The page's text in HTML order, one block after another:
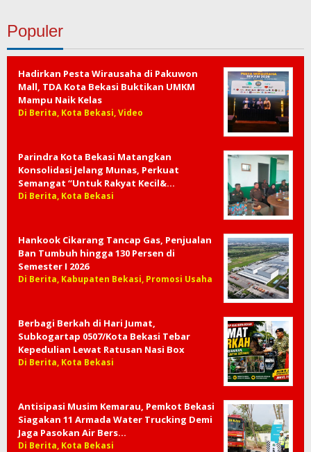
Populer
Hadirkan Pesta Wirausaha di Pakuwon
Mall, TDA Kota Bekasi Buktikan UMKM
Mampu Naik Kelas
Di Berita, Kota Bekasi, Video
Parindra Kota Bekasi Matangkan
Konsolidasi Jelang Munas, Perkuat
Semangat “Untuk Rakyat Kecil&…
Di Berita, Kota Bekasi
Hankook Cikarang Tancap Gas, Penjualan
Ban Tumbuh hingga 130 Persen di
Semester I 2026
Di Berita, Kabupaten Bekasi, Promosi Usaha
Berbagi Berkah di Hari Jumat,
Subkogartap 0507/Kota Bekasi Tebar
Kepedulian Lewat Ratusan Nasi Box
Di Berita, Kota Bekasi
Antisipasi Musim Kemarau, Pemkot Bekasi
Siagakan 11 Armada Water Trucking Demi
Jaga Pasokan Air Bers…
Di Berita, Kota Bekasi